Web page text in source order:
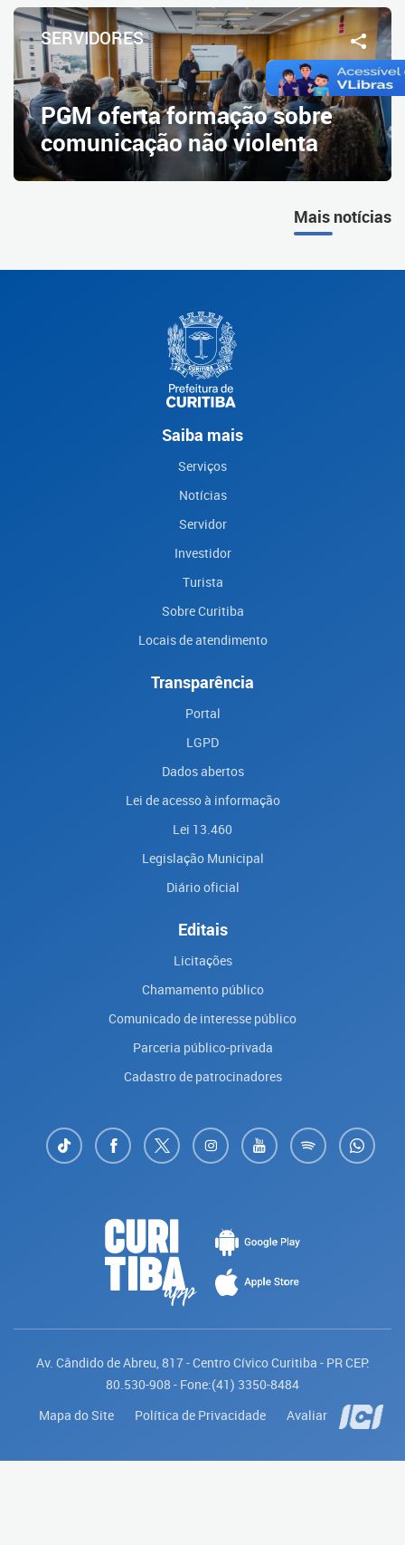
SERVIDORES
PGM oferta formação sobre
comunicação não violenta
Mais notícias
Saiba mais
Serviços
Notícias
Servidor
Investidor
Turista
Sobre Curitiba
Locais de atendimento
Transparência
Portal
LGPD
Dados abertos
Lei de acesso à informação
Lei 13.460
Legislação Municipal
Diário oficial
Editais
Licitações
Chamamento público
Comunicado de interesse público
Parceria público-privada
Cadastro de patrocinadores
Av. Cândido de Abreu, 817 - Centro Cívico Curitiba - PR CEP:
80.530-908 - Fone:(41) 3350-8484
Mapa do Site
Política de Privacidade Avaliar